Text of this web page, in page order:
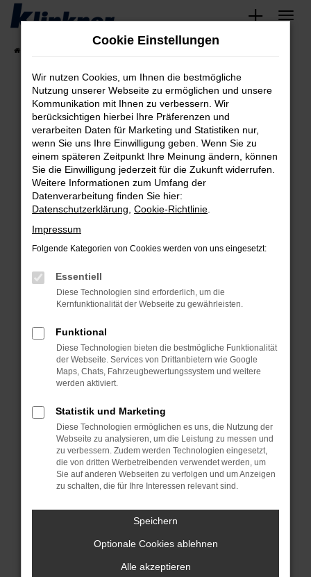
Zum
springen
Fehler: Network Error
Beim Laden ist ein Fehler aufgetreten.
Hier sind ein paar Tipps, die dir helfen können:
Überprüfe deine Firewall und deine
Internetverbindung.
Laden andere Webseiten, zum Beispiel deine
Suchmaschine?
Prüfe deine Browsererweiterungen.
können das Laden bestimmter Seiten
verhindern. Funktioniert die Seite in einem
anderen Browser oder in einem privaten
Starte dein Gerät neu.
Das kann manchmal helfen, vorübergehende
Probleme zu beheben.
Betriebssystem auf dem neuesten Stand
sind.
Veraltete Software birgt nicht nur ein
Sicherheitsrisiko, sondern kann auch dazu
führen, dass bestimmte Funktionen nicht mehr
unterstützt werden.
Wende dich an den Webseitenbetreiber.
Wenn du alle oben genannten Schritte versucht
hast, kontaktiere uns bitte. Wir werden
versuchen, das Problem zu beheben. Du kannst
uns diesen Text schicken, um uns bei der
Cookie Einstellungen
Wir nutzen Cookies, um Ihnen die bestmögliche
Nutzung unserer Webseite zu ermöglichen und unsere
Kommunikation mit Ihnen zu verbessern. Wir
berücksichtigen hierbei Ihre Präferenzen und
verarbeiten Daten für Marketing und Statistiken nur,
wenn Sie uns Ihre Einwilligung geben. Wenn Sie zu
einem späteren Zeitpunkt Ihre Meinung ändern, können
Sie die Einwilligung jederzeit für die Zukunft widerrufen.
Weitere Informationen zum Umfang der
Datenverarbeitung finden Sie hier:
Datenschutzerklärung Cookie-Richtlinie
Impressum
Folgende Kategorien von Cookies werden von uns eingesetzt:
Essentiell
Diese Technologien sind erforderlich, um die
Kernfunktionalität der Webseite zu gewährleisten.
Funktional
Diese Technologien bieten die bestmögliche Funktionalität
der Webseite. Services von Drittanbietern wie Google
Maps, Chats, Fahrzeugbewertungssystem und weitere
werden aktiviert.
Statistik und Marketing
Diese Technologien ermöglichen es uns, die Nutzung der
Webseite zu analysieren, um die Leistung zu messen und
zu verbessern. Zudem werden Technologien eingesetzt,
die von dritten Werbetreibenden verwendet werden, um
Sie auf anderen Webseiten zu verfolgen und um Anzeigen
zu schalten, die für Ihre Interessen relevant sind.
Speichern
Optionale Cookies ablehnen
Alle akzeptieren